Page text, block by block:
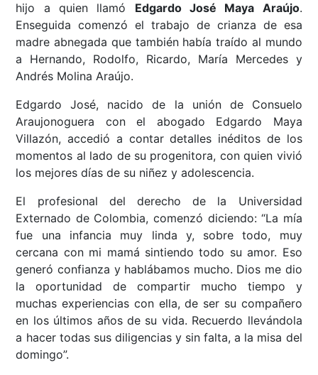
hijo a quien llamó Edgardo José Maya Araújo.
Enseguida comenzó el trabajo de crianza de esa
madre abnegada que también había traído al mundo
a Hernando, Rodolfo, Ricardo, María Mercedes y
Andrés Molina Araújo.
Edgardo José, nacido de la unión de Consuelo
Araujonoguera con el abogado Edgardo Maya
Villazón, accedió a contar detalles inéditos de los
momentos al lado de su progenitora, con quien vivió
los mejores días de su niñez y adolescencia.
El profesional del derecho de la Universidad
Externado de Colombia, comenzó diciendo: “La mía
fue una infancia muy linda y, sobre todo, muy
cercana con mi mamá sintiendo todo su amor. Eso
generó confianza y hablábamos mucho. Dios me dio
la oportunidad de compartir mucho tiempo y
muchas experiencias con ella, de ser su compañero
en los últimos años de su vida. Recuerdo llevándola
a hacer todas sus diligencias y sin falta, a la misa del
domingo”.